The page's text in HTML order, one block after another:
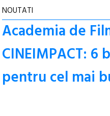
NOUTATI
Academia de
CINEIMPACT: 6
pentru cel mai